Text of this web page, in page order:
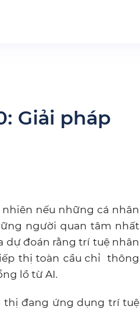
Giải pháp
nhiên nếu những cá nhân
người quan tâm nhất
dự đoán rằng trí tuệ nhân
thị toàn cầu chỉ thông
lồ từ AI.
thị đang ứng dụng trí tuệ